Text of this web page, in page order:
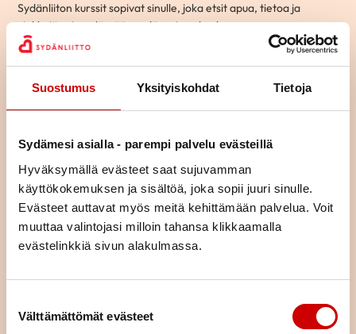
Suostumus Yksityiskohdat Tietoja
Sydämesi asialla - parempi palvelu evästeillä
Hyväksymällä evästeet saat sujuvamman
käyttökokemuksen ja sisältöä, joka sopii juuri sinulle.
Evästeet auttavat myös meitä kehittämään palvelua. Voit
muuttaa valintojasi milloin tahansa klikkaamalla
evästelinkkiä sivun alakulmassa.
Välttämättömät evästeet
Sydänliiton kurssit sopivat sinulle, joka etsit apua, tietoa ja
vinkkejä arjen elämään sydänsairauden kanssa.
Ryhmämuotoisilla kursseillamme pääset tapaamaan toisia
Voit tulla kurssille yksin tai yhdessä puolisosi tai läheisesi kanssa.
kursseille asuinpaikastasi riippumatta.
KURSSIKALENTERI